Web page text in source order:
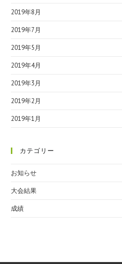
2019年8月
2019年7月
2019年5月
2019年4月
2019年3月
2019年2月
2019年1月
カテゴリー
お知らせ
大会結果
成績